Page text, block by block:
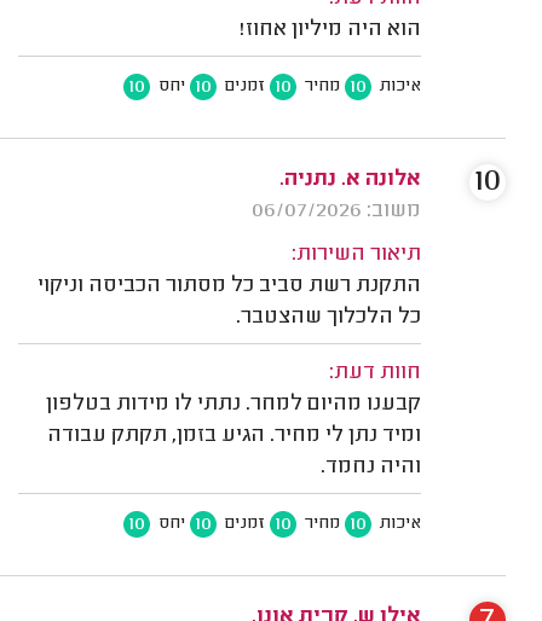
הוא היה מיליון אחוז!
איכות 10 מחיר 10 זמנים 10 יחס 10
אלונה א. נתניה.
משוב: 06/07/2026
תיאור השירות:
התקנת רשת סביב כל מסתור הכביסה וניקוי
כל הלכלוך שהצטבר.
חוות דעת:
קבענו מהיום למחר. נתתי לו מידות בטלפון
ומיד נתן לי מחיר. הגיע בזמן, תקתק עבודה
והיה נחמד.
איכות 10 מחיר 10 זמנים 10 יחס 10
10